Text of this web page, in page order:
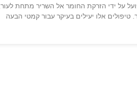
על ידי הזרקת החומר אל השריר מתחת לעור,
טיפולים אלו יעילים בעיקר עבור קמטי הבעה